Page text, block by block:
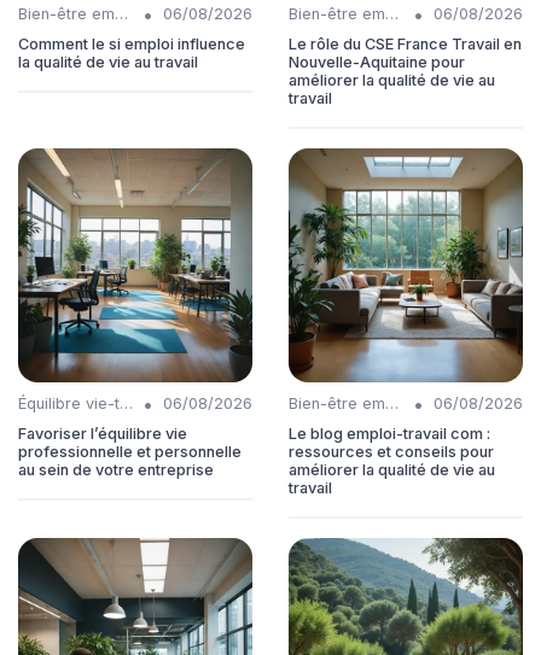
Bien-être employés •
06/08/2026
Comment le si emploi influence
la qualité de vie au travail
Bien-être employés •
06/08/2026
Le rôle du CSE France Travail en
Nouvelle-Aquitaine pour
améliorer la qualité de vie au
travail
Équilibre vie-travail •
06/08/2026
Favoriser l’équilibre vie
professionnelle et personnelle
au sein de votre entreprise
Bien-être employés •
06/08/2026
Le blog emploi-travail com :
ressources et conseils pour
améliorer la qualité de vie au
travail